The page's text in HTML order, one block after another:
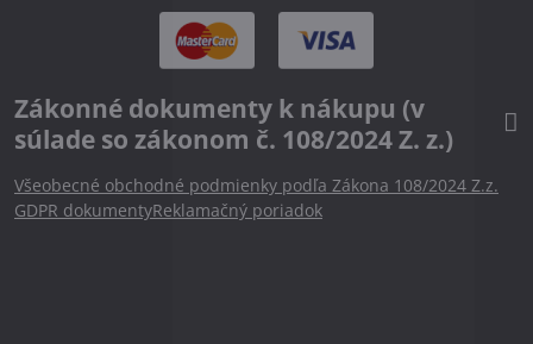
Zákonné dokumenty k nákupu (v
súlade so zákonom č. 108/2024 Z. z.)
Všeobecné obchodné podmienky podľa Zákona 108/2024 Z.z.
GDPR dokumentyReklamačný poriadok